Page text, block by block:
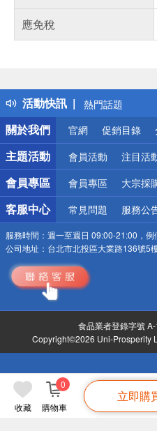
收藏 購物車
0
立即購
應免稅
活動快訊
得獎公告
熱門話題
銀行優惠
偏遠地區配送
詐騙網頁！請小
關於我們
官網 促銷目錄
主題活動 會員活動 注目活
會員專區 會員專區 大宗採
客服中心 常見問題 服務公
服務時間： 週一至週日 09:00-21:00，例
公司地址： 台北市北投區大業路136號5
食品業者登錄字號
Copyright©2026 Uni-Prosperity